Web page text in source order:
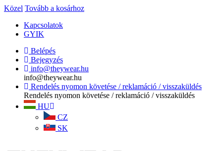
Közel Tovább a kosárhoz
Kapcsolatok
GYIK
Belépés
Bejegyzés
info@theywear.hu
info@theywear.hu
Rendelés nyomon követése / reklamáció / visszaküldés
Rendelés nyomon követése / reklamáció / visszaküldés
HU
CZ
SK